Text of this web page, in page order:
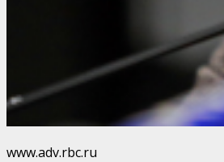
www.adv.rbc.ru